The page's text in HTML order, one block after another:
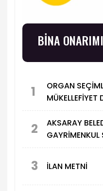
BİNA
1
ORGAN
2
AKSARAY
GAYRİMENKUL
3 İLAN METNİ